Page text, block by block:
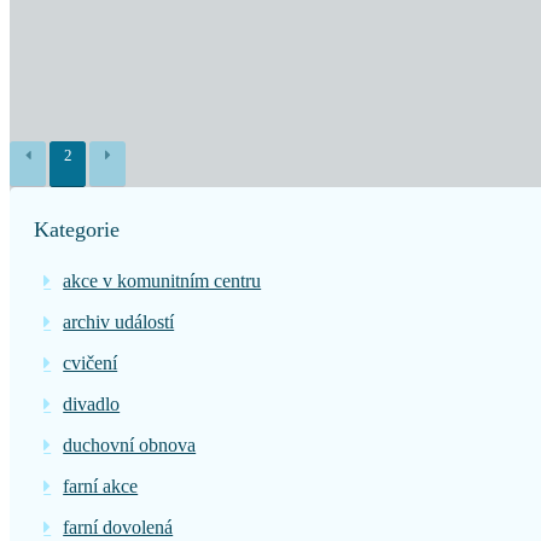
2
Kategorie
akce v komunitním centru
archiv událostí
cvičení
divadlo
duchovní obnova
farní akce
farní dovolená